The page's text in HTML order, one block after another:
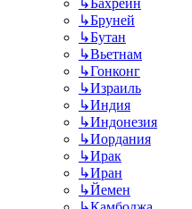
↳Бруней
↳Бутан
↳Вьетнам
↳Гонконг
↳Израиль
↳Индия
↳Индонезия
↳Иордания
↳Ирак
↳Иран
↳Йемен